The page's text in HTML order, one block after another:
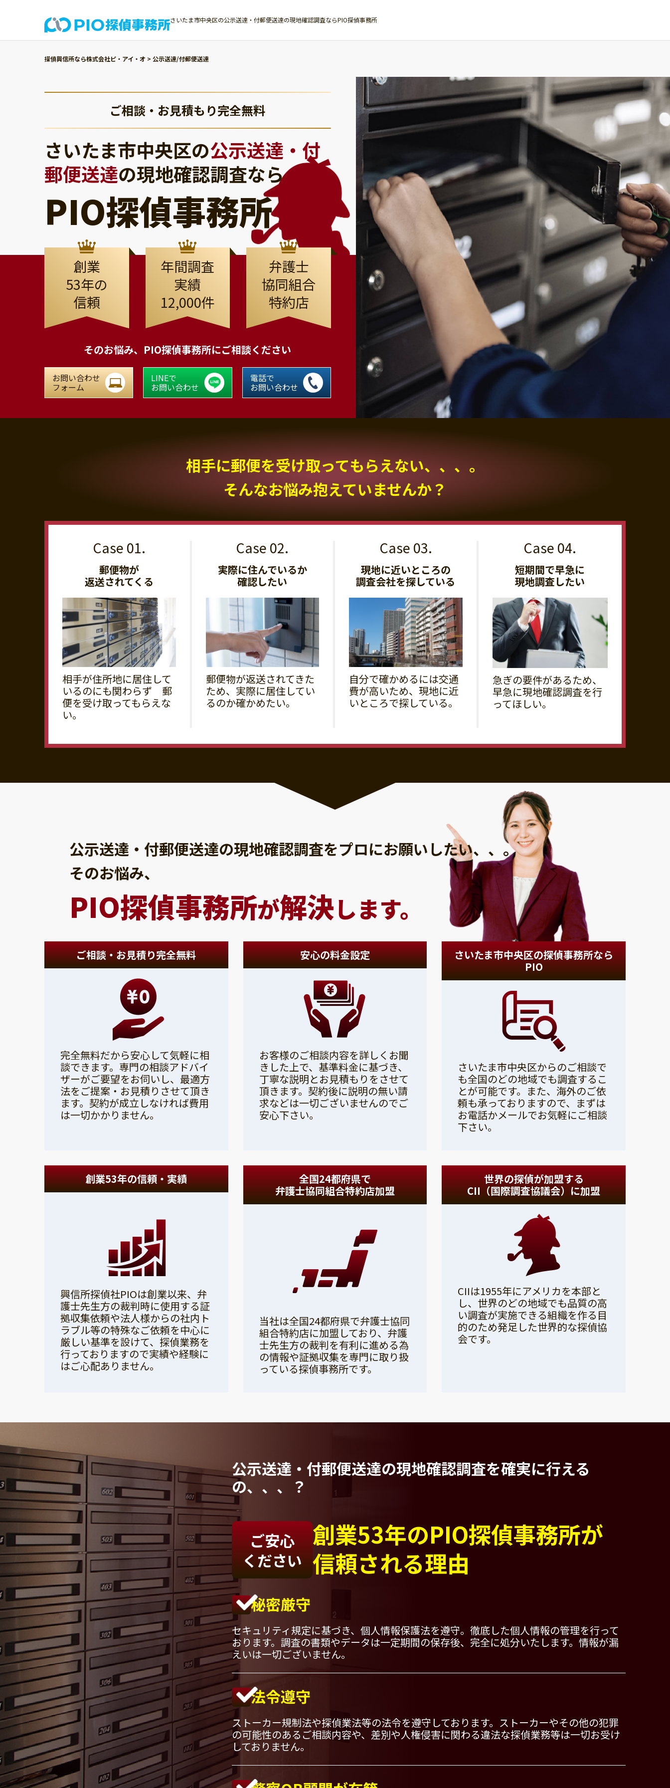
さいたま市中央区の公示送達・付郵便送達の現地確認調査ならPIO探偵事務所
探偵興信所なら株式会社ピ・アイ・オ > 公示送達/付郵便送達
ご相談・お見積もり完全無料
さいたま市中央区の公示送達・付
郵便送達の現地確認調査なら
PIO探偵事務所
創業
53年の
信頼
年間調査
実績
12,000件
弁護士
協同組合
特約店
そのお悩み、 PIO探偵事務所にご相談ください
お問い合わせ
フォーム
LINEで
お問い合わせ
電話で
お問い合わせ
相手に郵便を受け取ってもらえない、、、。
そんなお悩み抱えていませんか？
郵便物が
返送されてくる
相手が住所地に居住して
いるのにも関わらず 郵
便を受け取ってもらえな
い。
実際に住んでいるか
確認したい
郵便物が返送されてきた
ため、実際に居住してい
るのか確かめたい。
現地に近いところの
調査会社を探している
自分で確かめるには交通
費が高いため、現地に近
いところで探している。
短期間で早急に
現地調査したい
急ぎの要件があるため、
早急に現地確認調査を行
ってほしい。
公示送達・付郵便送達の現地確認調査をプロにお願いしたい、、。
そのお悩み、
PIO探偵事務所が解決します。
ご相談・お見積り完全無料
完全無料だから安心して気軽に相
談できます。専門の相談アドバイ
ザーがご要望をお伺いし、最適方
法をご提案・お見積りさせて頂き
ます。契約が成立しなければ費用
は一切かかりません。
安心の料金設定
お客様のご相談内容を詳しくお聞
きした上で、基準料金に基づき、
丁寧な説明とお見積もりをさせて
頂きます。契約後に説明の無い請
求などは一切ございませんのでご
安心下さい。
さいたま市中央区の探偵事務所なら
PIO
さいたま市中央区からのご相談で
も全国のどの地域でも調査するこ
とが可能です。また、海外のご依
頼も承っておりますので、まずは
お電話かメールでお気軽にご相談
下さい。
創業53年の信頼・実績
興信所探偵社PIOは創業以来、弁
護士先生方の裁判時に使用する証
拠収集依頼や法人様からの社内ト
ラブル等の特殊なご依頼を中心に
厳しい基準を設けて、探偵業務を
行っておりますので実績や経験に
はご心配ありません。
全国24都府県で
弁護士協同組合特約店加盟
当社は全国24都府県で弁護士協同
組合特約店に加盟しており、弁護
士先生方の裁判を有利に進める為
の情報や証拠収集を専門に取り扱
っている探偵事務所です。
世界の探偵が加盟する
CII（国際調査協議会）に加盟
CIIは1955年にアメリカを本部と
し、世界のどの地域でも品質の高
い調査が実施できる組織を作る目
的のため発足した世界的な探偵協
会です。
公示送達・付郵便送達の現地確認調査を確実に行える
の、、、？
ご安心
ください
創業53年のPIO探偵事務所が
信頼される理由
秘密厳守
セキュリティ規定に基づき、個人情報保護法を遵守。徹底した個人情報の管理を行って
おります。調査の書類やデータは一定期間の保存後、完全に処分いたします。情報が漏
えいは一切ございません。
法令遵守
ストーカー規制法や探偵業法等の法令を遵守しております。ストーカーやその他の犯罪
の可能性のあるご相談内容や、差別や人権侵害に関わる違法な探偵業務等は一切お受け
しておりません。